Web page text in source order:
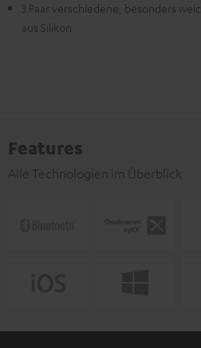
3 Paar verschiedene, besonders
aus Silikon
Features
Alle Technologien im Überblick